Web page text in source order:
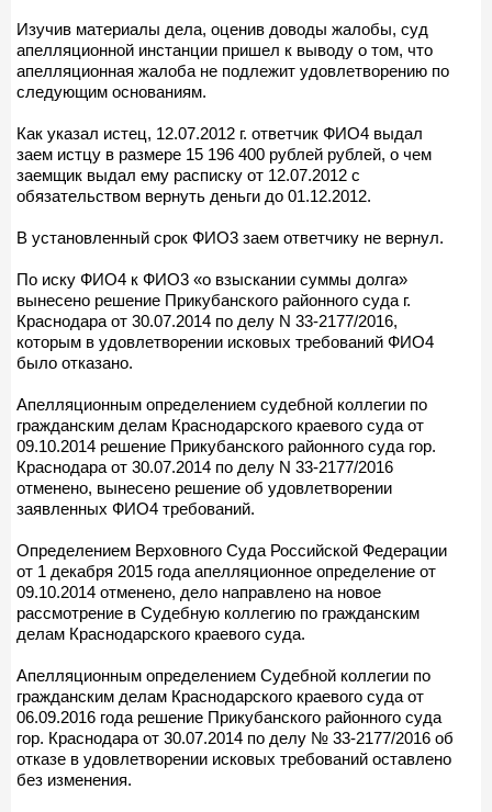
Изучив материалы дела, оценив доводы жалобы, суд
апелляционной инстанции пришел к выводу о том, что
апелляционная жалоба не подлежит удовлетворению по
следующим основаниям.
Как указал истец, 12.07.2012 г. ответчик ФИО4 выдал
заем истцу в размере 15 196 400 рублей рублей, о чем
заемщик выдал ему расписку от 12.07.2012 с
обязательством вернуть деньги до 01.12.2012.
В установленный срок ФИО3 заем ответчику не вернул.
По иску ФИО4 к ФИО3 «о взыскании суммы долга»
вынесено решение Прикубанского районного суда г.
Краснодара от 30.07.2014 по делу N 33-2177/2016,
которым в удовлетворении исковых требований ФИО4
было отказано.
Апелляционным определением судебной коллегии по
гражданским делам Краснодарского краевого суда от
09.10.2014 решение Прикубанского районного суда гор.
Краснодара от 30.07.2014 по делу N 33-2177/2016
отменено, вынесено решение об удовлетворении
заявленных ФИО4 требований.
Определением Верховного Суда Российской Федерации
от 1 декабря 2015 года апелляционное определение от
09.10.2014 отменено, дело направлено на новое
рассмотрение в Судебную коллегию по гражданским
делам Краснодарского краевого суда.
Апелляционным определением Судебной коллегии по
гражданским делам Краснодарского краевого суда от
06.09.2016 года решение Прикубанского районного суда
гор. Краснодара от 30.07.2014 по делу № 33-2177/2016 об
отказе в удовлетворении исковых требований оставлено
без изменения.